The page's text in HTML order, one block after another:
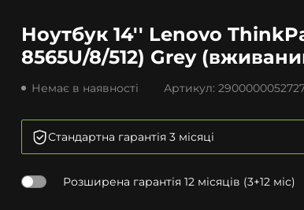
Ноутбук 14'' Lenovo
8565U/8/512) Grey
Немає в наявності Артикул:
Стандартна гарантія 3 місяці
Розширена гарантія 12 місяців (3+12 міс)